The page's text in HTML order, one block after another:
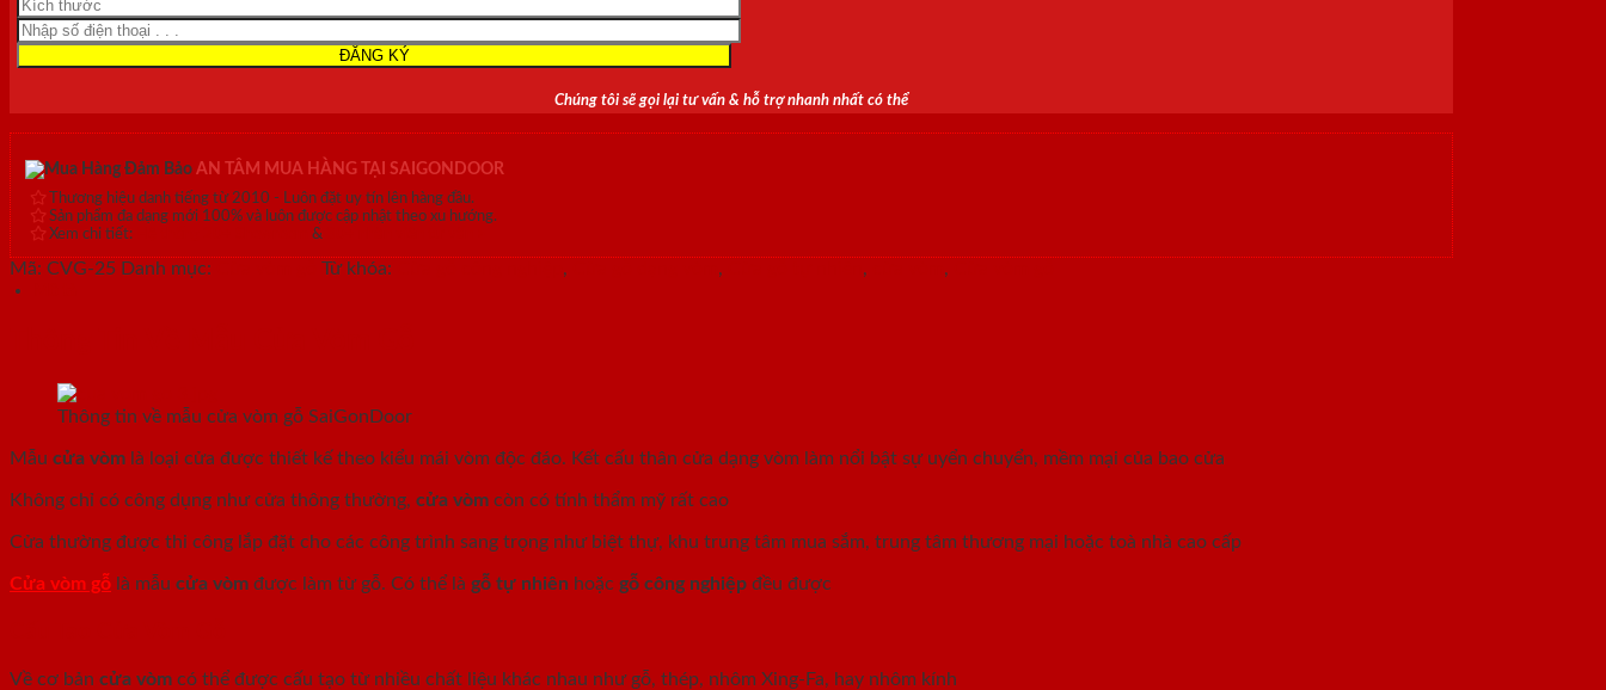
Chúng tôi sẽ gọi lại tư vấn & hỗ trợ nhanh nhất có thể
AN TÂM MUA HÀNG TẠI SAIGONDOOR
Thương hiệu danh tiếng từ 2010 - Luôn đặt uy tín lên hàng đầu.
Sản phẩm đa dạng mới 100% và luôn được cập nhật theo xu hướng.
Xem chi tiết:
&
Mã: CVG-25 Danh mục: Từ khóa: , , , ,
Thông tin về mẫu cửa vòm gỗ SaiGonDoor
Mẫu cửa vòm là loại cửa được thiết kế theo kiểu mái vòm độc đáo. Kết cấu thân cửa dạng vòm làm nổi bật sự uyển chuyển, mềm mại của bao cửa
Không chỉ có công dụng như cửa thông thường, cửa vòm còn có tính thẩm mỹ rất cao
Cửa thường được thi công lắp đặt cho các công trình sang trọng như biệt thự, khu trung tâm mua sắm, trung tâm thương mại hoặc toà nhà cao cấp
Cửa vòm gỗ là mẫu cửa vòm được làm từ gỗ. Có thể là gỗ tự nhiên hoặc gỗ công nghiệp đều được
Về cơ bản cửa vòm có thể được cấu tạo từ nhiều chất liệu khác nhau như gỗ, thép, nhôm Xing-Fa, hay nhôm kính